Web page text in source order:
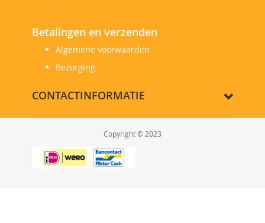
Betalingen en verzenden
Algemene voorwaarden
Bezorging
CONTACTINFORMATIE
Copyright © 2023